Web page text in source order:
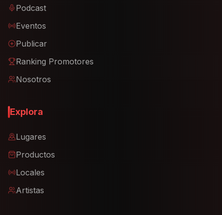
Podcast
Eventos
Publicar
Ranking Promotores
Nosotros
Explora
Lugares
Productos
Locales
Artistas